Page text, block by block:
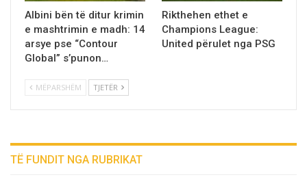
Albini bёn tё ditur krimin
e mashtrimin e madh: 14
arsye pse “Contour
Global” s’punon…
Rikthehen ethet e
Champions League:
United përulet nga PSG
MËPARSHËM TJETËR
TË FUNDIT NGA RUBRIKAT